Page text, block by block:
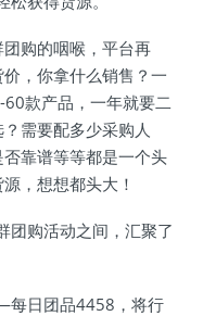
购的咽喉，平台再
，你拿什么销售？一
款产品，一年就要二
需要配多少采购人
靠谱等等都是一个头
，想想都头大！
团购活动之间，汇聚了
日团品4458，将行